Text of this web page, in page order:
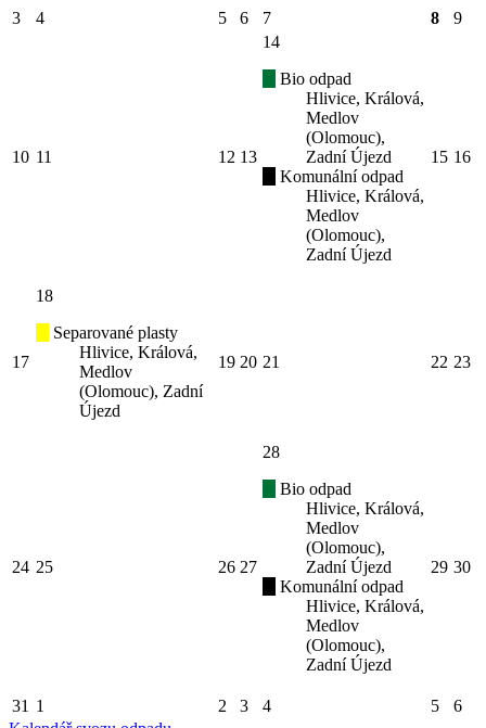
3 4 5 6 7 8 9
10 11 12 13
14
Bio odpad
Hlivice, Králová,
Medlov
(Olomouc),
Zadní Újezd
Komunální odpad
Hlivice, Králová,
Medlov
(Olomouc),
Zadní Újezd
15 16
17
18
Separované plasty
Hlivice, Králová,
Medlov
(Olomouc), Zadní
Újezd
19 20 21 22 23
24 25 26 27
28
Bio odpad
Hlivice, Králová,
Medlov
(Olomouc),
Zadní Újezd
Komunální odpad
Hlivice, Králová,
Medlov
(Olomouc),
Zadní Újezd
29 30
31 1 2 3 4 5
6